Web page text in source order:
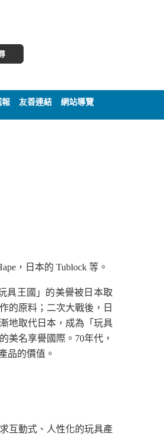
友善連結 網站導覽
，日本的 Tublock 等。
具王國」的美譽被日本取
的原料；二次大戰後，日
地取代日本，成為「玩具
美名享譽國際。70年代，
品的價值。
互動式、人性化的玩具產